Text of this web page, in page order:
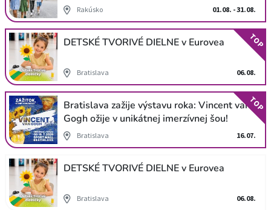
Rakúsko 01.08. - 31.08.
DETSKÉ TVORIVÉ DIELNE v Eurovea
Bratislava 06.08.
TOP
Bratislava zažije výstavu roka: Vincent van
Gogh ožije v unikátnej imerzívnej šou!
Bratislava 16.07.
TOP
DETSKÉ TVORIVÉ DIELNE v Eurovea
Bratislava 06.08.